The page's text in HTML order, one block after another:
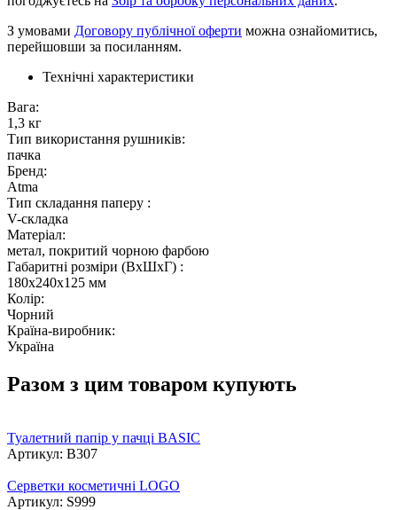
З умовами Договору публічної оферти можна ознайомитись,
перейшовши за посиланням.
Технічні характеристики
Вага:
1,3 кг
Тип використання рушників:
пачка
Бренд:
Atma
Тип складання паперу :
V-складка
Матеріал:
метал, покритий чорною фарбою
Габаритні розміри (ВхШхГ) :
180x240x125 мм
Колір:
Чорний
Країна-виробник:
Україна
Разом з цим товаром купують
Туалетний папір у пачці BASIC
Артикул: B307
Серветки косметичні LOGO
Артикул: S999